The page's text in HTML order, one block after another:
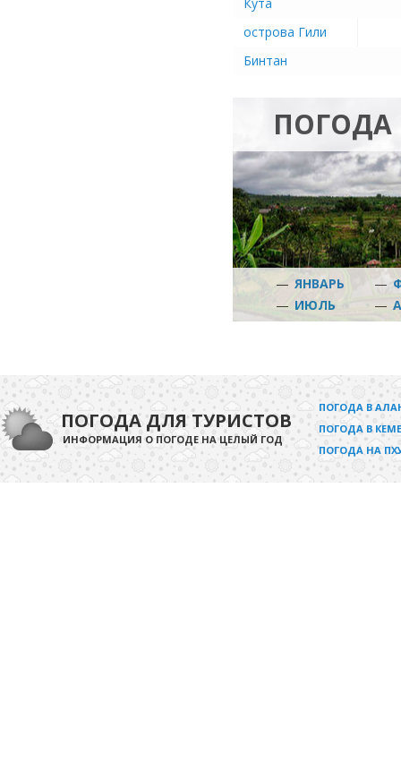
острова Гили
Бинтан
ПОГОДА
— ЯНВАРЬ —
— ИЮЛЬ —
ПОГОДА ДЛЯ ТУРИСТОВ
ИНФОРМАЦИЯ О ПОГОДЕ НА ЦЕЛЫЙ ГОД
ПОГОДА В
ПОГОДА В
ПОГОДА НА